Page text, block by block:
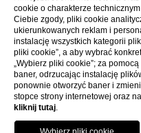
e-mail:
P.Iva:
KONTAKTY DANE FIRMY
STRONA
cookie o charakterze
Ciebie zgody, pliki cookie
ukierunkowanych reklam i
instalację wszystkich kategorii
pliki cookie”, a aby wybrać
„Wybierz pliki cookie”; za
baner, odrzucając instalację
ponownie otworzyć baner i
stopce strony internetowej oraz
kliknij tutaj.